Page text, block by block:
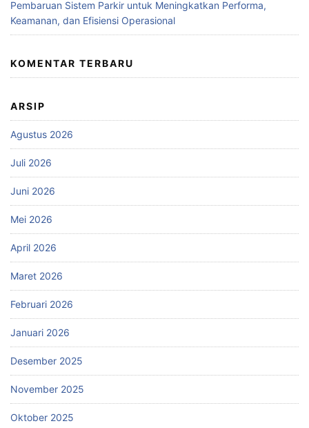
Pembaruan Sistem Parkir untuk Meningkatkan Performa,
Keamanan, dan Efisiensi Operasional
KOMENTAR TERBARU
ARSIP
Agustus 2026
Juli 2026
Juni 2026
Mei 2026
April 2026
Maret 2026
Februari 2026
Januari 2026
Desember 2025
November 2025
Oktober 2025